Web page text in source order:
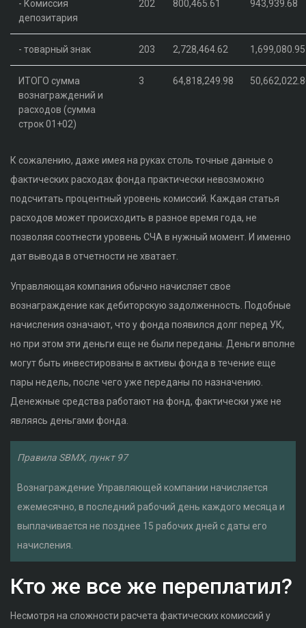
- Комиссия
депозитария
202 800,465.61 943,939.68
- товарный знак 203 2,728,464.62 1,699,080.95
ИТОГО сумма
вознаграждений и
расходов (сумма
строк 01+02)
3 64,818,249.98
К сожалению, даже имея на руках столь точные данные о
фактических расходах фонда практически невозможно
подсчитать процентный уровень комиссий. Каждая статья
расходов может происходить в разное время года, не
позволяя соотнести уровень СЧА в нужный момент. И именно
дат вывода в отчетности не хватает.
Управляющая компания обычно начисляет свое
вознаграждение как дебиторскую задолженность. Подобные
начисления означают, что у фонда появился долг перед УК,
но при этом эти деньги еще не были переданы. Деньги вполне
могут быть инвестированы в активы фонда в течение еще
пары недель, после чего уже переданы по назначению.
Денежные средства работают на фонд, фактически уже не
являясь деньгами фонда.
Правила SBMX, пункт 97
Вознаграждение Управляющей компании начисляется
ежемесячно, в последний рабочий день каждого месяца и
выплачивается не позднее 15 рабочих дней с даты его
начисления.
Кто же все же переплатил?
Несмотря на сложности расчета фактических комиссий у